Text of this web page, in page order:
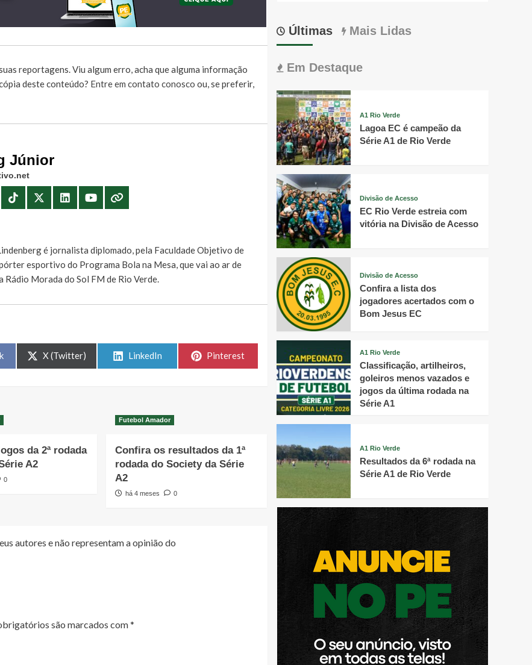
reportagens. Viu algum erro, acha que alguma informação
deste conteúdo? Entre em contato conosco ou, se preferir,
Júnior
é jornalista diplomado, pela Faculdade Objetivo de
esportivo do Programa Bola na Mesa, que vai ao ar de
Rádio Morada do Sol FM de Rio Verde.
Share
on
X (Twitter)
Share
LinkedIn
Share
Pinterest
da 2ª rodada
A2
0
Futebol Amador
Confira os resultados da 1ª
rodada do Society da Série
A2
há 4 meses 0
autores e não representam a opinião do
são marcados com*
Últimas Mais Lidas
Em Destaque
A1 Rio Verde
Lagoa EC é campeão da
Série A1 de Rio Verde
Divisão de Acesso
EC Rio Verde estreia com
vitória na Divisão de Acesso
Divisão de Acesso
Confira a lista dos
jogadores acertados com o
Bom Jesus EC
A1 Rio Verde
Classificação, artilheiros,
goleiros menos vazados e
jogos da última rodada na
Série A1
A1 Rio Verde
Resultados da 6ª rodada na
Série A1 de Rio Verde